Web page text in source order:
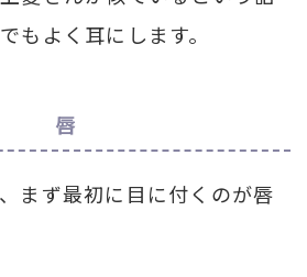
もよく耳にします。
唇
まず最初に目に付くのが唇